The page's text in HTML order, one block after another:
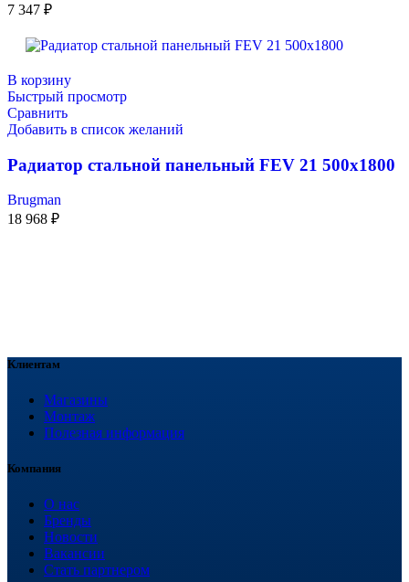
7 347 ₽
В корзину
Быстрый просмотр
Сравнить
Добавить в список желаний
Радиатор стальной панельный FEV 21 500х1800
Brugman
18 968 ₽
Клиентам
Магазины
Монтаж
Полезная информация
Компания
О нас
Бренды
Новости
Вакансии
Стать партнером